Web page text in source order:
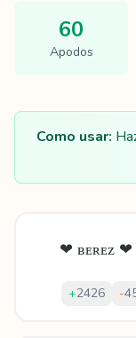
60
Apodos
Como usar:
❤ ʙᴇʀᴇᴢ
+2426 -